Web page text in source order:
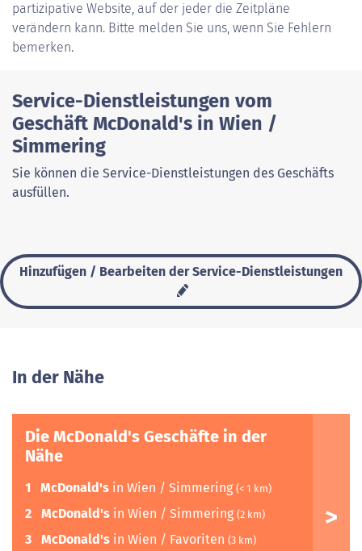
partizipative Website, auf der jeder die Zeitpläne
verändern kann. Bitte melden Sie uns, wenn Sie Fehlern
bemerken.
Service-Dienstleistungen vom
Geschäft McDonald's in Wien /
Simmering
Sie können die Service-Dienstleistungen des Geschäfts
ausfüllen.
Hinzufügen / Bearbeiten der Service-Dienstleistungen
In der Nähe
Die McDonald's Geschäfte in der
Nähe
1 McDonald's in Wien / Simmering (< 1 km)
2 McDonald's in Wien / Simmering (2 km)
3 McDonald's in Wien / Favoriten (3 km)